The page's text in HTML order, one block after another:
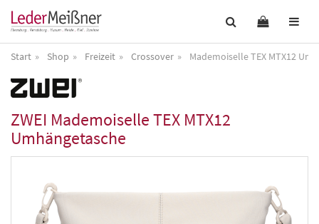
Start Shop Freizeit Crossover Mademoiselle TEX MTX12
ZWEI Mademoiselle TEX MTX12
Umhängetasche